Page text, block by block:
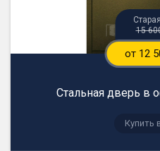
15
от 12
Стальная дверь